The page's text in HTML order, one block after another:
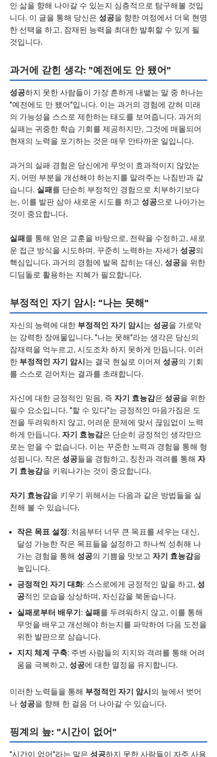
인 삶을 향해 나아갈 수 있는지 심층적으로 탐구해볼 것입
니다. 이 글을 통해 당신은 성공을 향한 여정에서 더욱 현명
한 선택을 하고, 잠재된 능력을 최대한 발휘할 수 있게 될
것입니다.
과거에 갇힌 생각: "예전에도 안 됐어"
성공하지 못한 사람들이 가장 흔하게 내뱉는 말 중 하나는
"예전에도 안 됐어"입니다. 이는 과거의 경험에 갇혀 미래
의 가능성을 스스로 제한하는 태도를 보여줍니다. 과거의
실패는 귀중한 학습 기회를 제공하지만, 그것에 매몰되어
현재의 노력을 포기하는 것은 매우 안타까운 일입니다.
과거의 실패 경험은 당신에게 무엇이 효과적이지 않았는
지, 어떤 부분을 개선해야 하는지를 알려주는 나침반과 같
습니다. 실패를 단순히 부정적인 경험으로 치부하기보다
는, 이를 발판 삼아 새로운 시도를 하고 성공으로 나아가는
것이 중요합니다.
실패를 통해 얻은 교훈을 바탕으로, 전략을 수정하고, 새로
운 접근 방식을 시도하며, 꾸준히 노력하는 자세가 성공의
핵심입니다. 과거의 경험에 발목 잡히는 대신, 성공을 위한
디딤돌로 활용하는 지혜가 필요합니다.
부정적인 자기 암시: "나는 못해"
자신의 능력에 대한 부정적인 자기 암시는 성공을 가로막
는 강력한 장애물입니다. "나는 못해"라는 생각은 당신의
잠재력을 억누르고, 시도조차 하지 못하게 만듭니다. 이러
한 부정적인 자기 암시는 결국 현실로 이어져 성공의 기회
를 스스로 걷어차는 결과를 초래합니다.
자신에 대한 긍정적인 믿음, 즉 자기 효능감은 성공을 위한
필수 요소입니다. "할 수 있다"는 긍정적인 마음가짐은 도
전을 두려워하지 않고, 어려운 문제에 맞서 끊임없이 노력
하게 만듭니다. 자기 효능감은 단순히 긍정적인 생각만으
로는 얻을 수 없습니다. 이는 꾸준한 노력과 경험을 통해 형
성됩니다. 작은 성공들을 경험하고, 칭찬과 격려를 통해 자
기 효능감을 키워나가는 것이 중요합니다.
자기 효능감을 키우기 위해서는 다음과 같은 방법들을 실
천해 볼 수 있습니다.
작은 목표 설정: 처음부터 너무 큰 목표를 세우는 대신,
달성 가능한 작은 목표들을 설정하고 하나씩 성취해 나
가는 경험을 통해 성공의 기쁨을 맛보고 자기 효능감을
높입니다.
긍정적인 자기 대화: 스스로에게 긍정적인 말을 하고, 성
공적인 모습을 상상하며, 자신감을 북돋습니다.
실패로부터 배우기 : 실패 를 두려워하지 않고, 이를 통해
무엇을 배우고 개선해야 하는지를 파악하여 다음 도전을
위한 발판으로 삼습니다.
지지 체계 구축: 주변 사람들의 지지와 격려를 통해 어려
움을 극복하고, 성공에 대한 열정을 유지합니다.
이러한 노력들을 통해 부정적인 자기 암시의 늪에서 벗어
나 성공을 향해 한 걸음 더 나아갈 수 있습니다.
핑계의 늪: "시간이 없어"
"시간이 없어"라는 말은 성공하지 못한 사람들이 자주 사용